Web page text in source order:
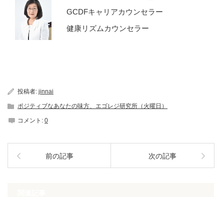
GCDFキャリアカウンセラー
健康リズムカウンセラー
投稿者: jinnai
ポジティブなあなたの味方、エゴレジ研究所（火曜日）
コメント: 0
前の記事 次の記事